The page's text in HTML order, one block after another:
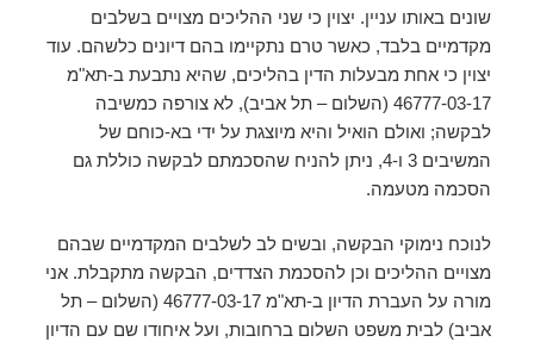
שונים באותו עניין. יצוין כי שני ההליכים מצויים בשלבים
מקדמיים בלבד, כאשר טרם נתקיימו בהם דיונים כלשהם. עוד
יצוין כי אחת מבעלות הדין בהליכים, שהיא נתבעת ב-תא"מ
46777-03-17 (השלום – תל אביב), לא צורפה כמשיבה
לבקשה; ואולם הואיל והיא מיוצגת על ידי בא-כוחם של
המשיבים 3 ו-4, ניתן להניח שהסכמתם לבקשה כוללת גם
הסכמה מטעמה.
לנוכח נימוקי הבקשה, ובשים לב לשלבים המקדמיים שבהם
מצויים ההליכים וכן להסכמת הצדדים, הבקשה מתקבלת. אני
מורה על העברת הדיון ב-תא"מ 46777-03-17 (השלום – תל
אביב) לבית משפט השלום ברחובות, ועל איחודו שם עם הדיון